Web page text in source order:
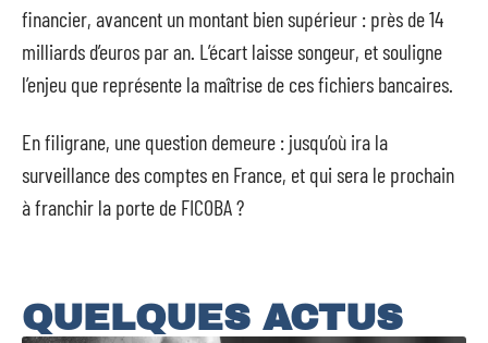
financier, avancent un montant bien supérieur : près de 14
milliards d’euros par an. L’écart laisse songeur, et souligne
l’enjeu que représente la maîtrise de ces fichiers bancaires.
En filigrane, une question demeure : jusqu’où ira la
surveillance des comptes en France, et qui sera le prochain
à franchir la porte de FICOBA ?
QUELQUES ACTUS